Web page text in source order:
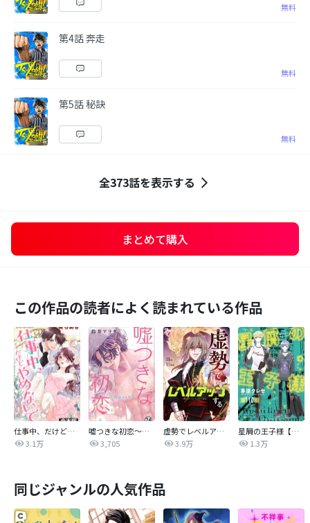
無料
第4話 奔走
無料
第5話 秘訣
無料
全373話を表示する
まとめて購入
この作品の読者によく読まれている作品
仕事中、だけどやめないで。【合本版】
3.1万
嘘つきな初恋～王子様はドSホスト～
3,705
虚勢でレベルアップする！【タテヨミ】
3.9万
星屑の王子様【単話】
1.3万
同じジャンルの人気作品